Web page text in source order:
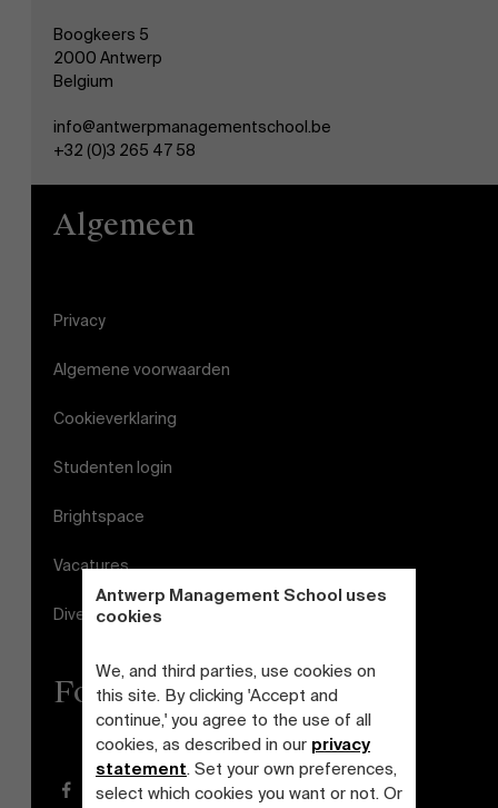
Antwerp Management School uses
cookies
We, and third parties, use cookies on
this site. By clicking 'Accept and
continue,' you agree to the use of all
cookies, as described in our privacy
statement. Set your own preferences,
select which cookies you want or not. Or
Boogkeers 5
2000 Antwerp
Belgium
info@antwerpmanagementschool.be
+32 (0)3 265 47 58
Algemeen
Privacy
Algemene voorwaarden
Cookieverklaring
Studenten login
Brightspace
Vacatures
Diversiteits- en Inclusieplan
Follow us
Facebook